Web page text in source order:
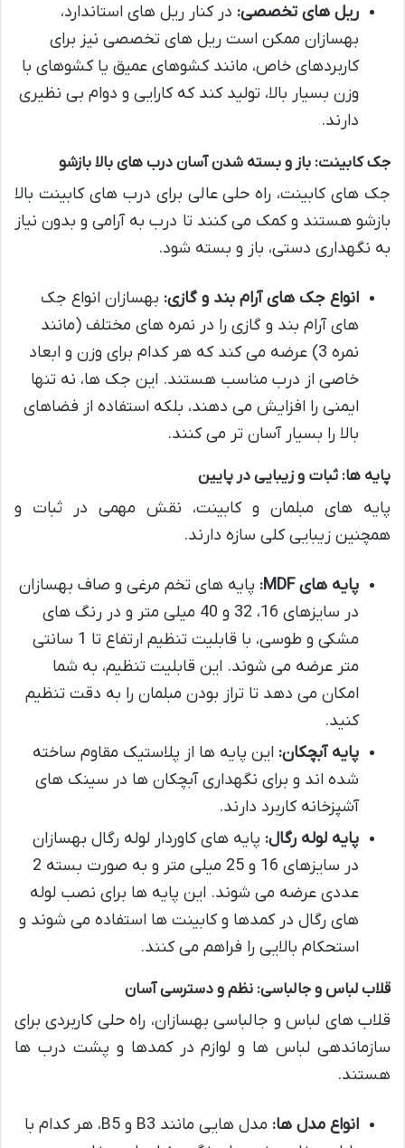
ریل های تخصصی: در کنار ریل های استاندارد،
بهسازان ممکن است ریل های تخصصی نیز برای
کاربردهای خاص، مانند کشوهای عمیق یا کشوهای با
وزن بسیار بالا، تولید کند که کارایی و دوام بی نظیری
دارند.
جک کابینت: باز و بسته شدن آسان درب های بالا بازشو
جک های کابینت، راه حلی عالی برای درب های کابینت بالا
بازشو هستند و کمک می کنند تا درب به آرامی و بدون نیاز
به نگهداری دستی، باز و بسته شود.
انواع جک های آرام بند و گازی: بهسازان انواع جک
های آرام بند و گازی را در نمره های مختلف (مانند
نمره 3) عرضه می کند که هر کدام برای وزن و ابعاد
خاصی از درب مناسب هستند. این جک ها، نه تنها
ایمنی را افزایش می دهند، بلکه استفاده از فضاهای
بالا را بسیار آسان تر می کنند.
پایه ها: ثبات و زیبایی در پایین
پایه های مبلمان و کابینت، نقش مهمی در ثبات و
همچنین زیبایی کلی سازه دارند.
پایه های MDF:
پایه های تخم مرغی و صاف بهسازان
در سایزهای 16، 32 و 40 میلی متر و در رنگ های
مشکی و طوسی، با قابلیت تنظیم ارتفاع تا 1 سانتی
متر عرضه می شوند. این قابلیت تنظیم، به شما
امکان می دهد تا تراز بودن مبلمان را به دقت تنظیم
کنید.
پایه آبچکان: این پایه ها از پلاستیک مقاوم ساخته
شده اند و برای نگهداری آبچکان ها در سینک های
آشپزخانه کاربرد دارند.
پایه لوله رگال: پایه های کاوردار لوله رگال بهسازان
در سایزهای 16 و 25 میلی متر و به صورت بسته 2
عددی عرضه می شوند. این پایه ها برای نصب لوله
های رگال در کمدها و کابینت ها استفاده می شوند و
استحکام بالایی را فراهم می کنند.
قلاب لباس و جالباسی: نظم و دسترسی آسان
قلاب های لباس و جالباسی بهسازان، راه حلی کاربردی برای
سازماندهی لباس ها و لوازم در کمدها و پشت درب ها
هستند.
انواع مدل ها:
مدل هایی مانند B3 و B5، هر کدام با